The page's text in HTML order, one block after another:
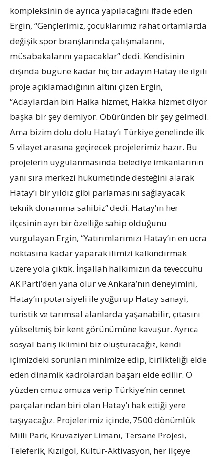
kompleksinin de ayrıca yapılacağını ifade eden
Ergin, “Gençlerimiz, çocuklarımız rahat ortamlarda
değişik spor branşlarında çalışmalarını,
müsabakalarını yapacaklar” dedi. Kendisinin
dışında bugüne kadar hiç bir adayın Hatay ile ilgili
proje açıklamadığının altını çizen Ergin,
“Adaylardan biri Halka hizmet, Hakka hizmet diyor
başka bir şey demiyor. Öbüründen bir şey gelmedi.
Ama bizim dolu dolu Hatay’ı Türkiye genelinde ilk
5 vilayet arasına geçirecek projelerimiz hazır. Bu
projelerin uygulanmasında belediye imkanlarının
yanı sıra merkezi hükümetinde desteğini alarak
Hatay’ı bir yıldız gibi parlamasını sağlayacak
teknik donanıma sahibiz” dedi. Hatay’ın her
ilçesinin ayrı bir özelliğe sahip olduğunu
vurgulayan Ergin, “Yatırımlarımızı Hatay’ın en ucra
noktasına kadar yaparak ilimizi kalkındırmak
üzere yola çıktık. İnşallah halkımızın da teveccühü
AK Parti’den yana olur ve Ankara’nın deneyimini,
Hatay’ın potansiyeli ile yoğurup Hatay sanayi,
turistik ve tarımsal alanlarda yaşanabilir, çıtasını
yükseltmiş bir kent görünümüne kavuşur. Ayrıca
sosyal barış iklimini biz oluşturacağız, kendi
içimizdeki sorunları minimize edip, birlikteliği elde
eden dinamik kadrolardan başarı elde edilir. O
yüzden omuz omuza verip Türkiye’nin cennet
parçalarından biri olan Hatay’ı hak ettiği yere
taşıyacağız. Projelerimiz içinde, 7500 dönümlük
Milli Park, Kruvaziyer Limanı, Tersane Projesi,
Teleferik, Kızılgöl, Kültür-Aktivasyon, her ilçeye